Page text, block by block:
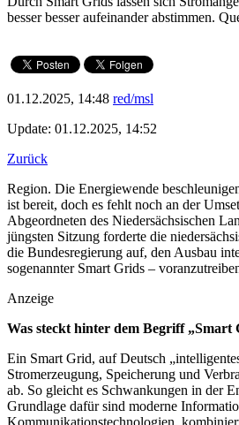
besser besser aufeinander abstimmen.
01.12.2025, 14:48 red/msl
Update: 01.12.2025, 14:52
Zurück
Region. Die Energiewende
ist bereit, doch es fehlt noch an der
Abgeordneten des Niedersächsischen
jüngsten Sitzung forderte die
die Bundesregierung auf, den Ausbau
sogenannter Smart Grids –
Anzeige
Was steckt hinter dem Begriff „Smart
Ein Smart Grid, auf Deutsch
Stromerzeugung, Speicherung und
ab. So gleicht es Schwankungen in der
Grundlage dafür sind moderne
Kommunikationstechnologien,